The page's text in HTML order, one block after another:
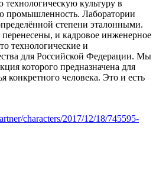
технологическую культуру в
промышленность. Лаборатории
степени эталонными.
и кадровое инженерное
технологические и
для Российской Федерации. Мы
которого предназначена для
конкретного человека. Это и есть
characters/2017/12/18/745595-